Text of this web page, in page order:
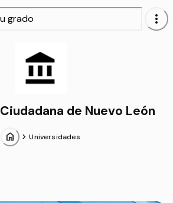
more_vert
de Nuevo León
home chevron_forwardUniversidades